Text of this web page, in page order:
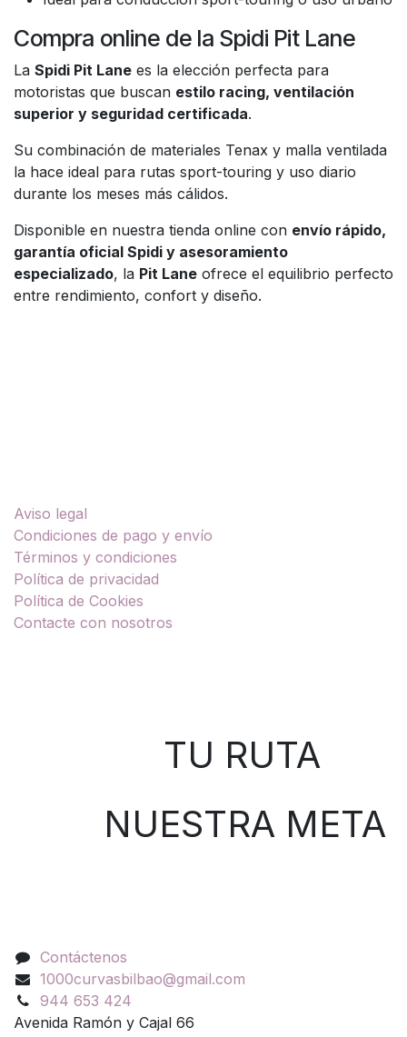
Compra online de la Spidi Pit Lane
La Spidi Pit Lane es la elección perfecta para
motoristas que buscan estilo racing, ventilación
superior y seguridad certificada.
Su combinación de materiales Tenax y malla ventilada
la hace ideal para rutas sport-touring y uso diario
durante los meses más cálidos.
Disponible en nuestra tienda online con envío rápido,
garantía oficial Spidi y asesoramiento
especializado, la Pit Lane ofrece el equilibrio perfecto
entre rendimiento, confort y diseño.
Aviso legal
Condiciones de pago y envío
Términos y condiciones
Política de privacidad
Política de Cookies
Contacte con nosotros
TU RUTA
NUESTRA META
Contáctenos
1000curvasbilbao@gmail.com
944 653 424
Avenida Ramón y Cajal 66